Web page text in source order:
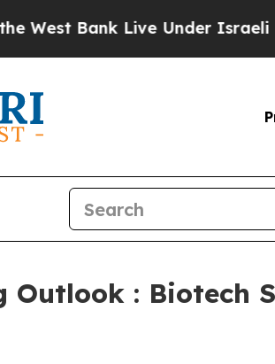
Bank Live Under Israeli
Outlook : Biotech